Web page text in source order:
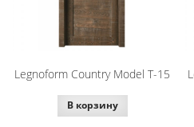
Legnoform Country Model T-15
В корзину